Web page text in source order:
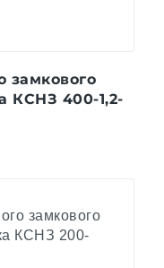
замкового
КСНЗ 400-1,2-